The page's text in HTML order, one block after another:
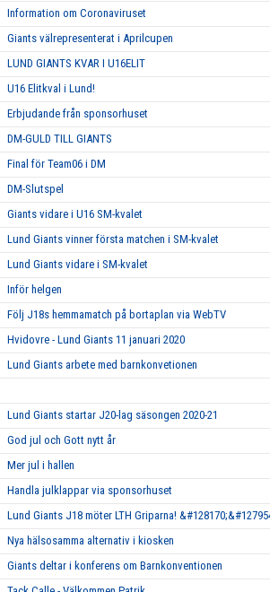
Information om Coronaviruset
Giants välrepresenterat i Aprilcupen
LUND GIANTS KVAR I U16ELIT
U16 Elitkval i Lund!
Erbjudande från sponsorhuset
DM-GULD TILL GIANTS
Final för Team06 i DM
DM-Slutspel
Giants vidare i U16 SM-kvalet
Lund Giants vinner första matchen i SM-kvalet
Lund Giants vidare i SM-kvalet
Inför helgen
Följ J18s hemmamatch på bortaplan via WebTV
Hvidovre - Lund Giants 11 januari 2020
Lund Giants arbete med barnkonvetionen
Lund Giants startar J20-lag säsongen 2020-21
God jul och Gott nytt år
Mer jul i hallen
Handla julklappar via sponsorhuset
Lund Giants J18 möter LTH Griparna!
Nya hälsosamma alternativ i kiosken
Giants deltar i konferens om Barnkonventionen